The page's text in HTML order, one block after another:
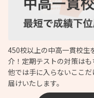
450校以上の中高一貫校生
介！定期テストの対策はも
他では手に入らないここ
届けいたします。